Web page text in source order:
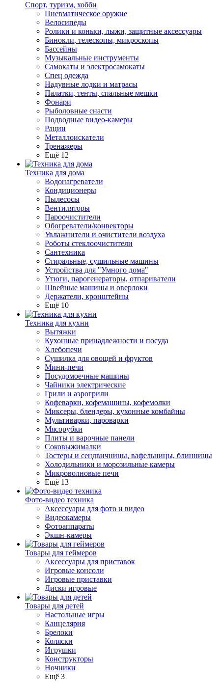
Спорт, туризм, хобби
Пневматическое оружие
Велосипеды
Ролики и коньки, лыжи, защитные аксессуары
Бинокли, телескопы, микроскопы
Бассейны
Музыкальные инструменты
Самокаты и электросамокаты
Спец одежда
Надувные лодки и матрасы
Палатки, тенты, спальные мешки
Фонари
Рыболовные снасти
Подводные видео-камеры
Рации
Металлоискатели
Тренажеры
Ещё 12
Техника для дома
Водонагреватели
Кондиционеры
Пылесосы
Вентиляторы
Пароочистители
Обогреватели/конвекторы
Увлажнители и очистители воздуха
Роботы стеклоочистители
Сантехника
Стиральные, сушильные машины
Устройства для "Умного дома"
Утюги, парогенераторы, отпариватели
Швейные машины и оверлоки
Держатели, кронштейны
Ещё 10
Техника для кухни
Вытяжки
Кухонные принадлежности и посуда
Хлебопечи
Сушилка для овощей и фруктов
Мини-печи
Посудомоечные машины
Чайники электрические
Грили и аэрогрили
Кофеварки, кофемашины, кофемолки
Миксеры, блендеры, кухонные комбайны
Мультиварки, пароварки
Мясорубки
Плиты и варочные панели
Соковыжималки
Тостеры и сендвичницы, вафельницы, блинницы
Холодильники и морозильные камеры
Микроволновые печи
Ещё 13
Фото-видео техника
Аксессуары для фото и видео
Видеокамеры
Фотоаппараты
Экшн-камеры
Товары для геймеров
Аксессуары для приставок
Игровые консоли
Игровые приставки
Диски игровые
Товары для детей
Настольные игры
Канцелярия
Брелоки
Коляски
Игрушки
Конструкторы
Ночники
Ещё 3